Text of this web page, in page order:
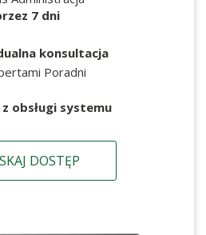
7 dni
konsultacja
Poradni
obsługi systemu
DOSTĘP